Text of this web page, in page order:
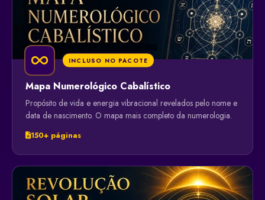
INCLUSO NO PACOTE
Mapa Numerológico Cabalístico
Propósito de vida e energia vibracional revelados pelo nome e
data de nascimento. O mapa mais completo da numerologia.
150+ páginas